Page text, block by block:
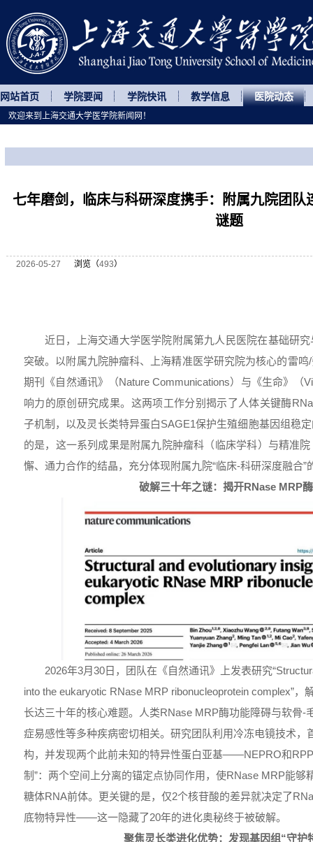
网站首页 学院要闻 学院快讯 教学信息 医院动态
七年磨剑，临床与科研深度携手：附属九院团队
谜题
2026-05-27 浏览（493）
近日，上海交通大学医学院附属第九人民医院在基础研
突破。以附属九院肿瘤科、上海精准医学研究院为核心的雷
期刊《自然通讯》（Nature Communications）与《生命》（
响力的原创研究成果。这两项工作分别揭示了人体关键酶
子机制，以及灵长类特异蛋白SAGE1保护生殖细胞基因组稳
的是，这一系列成果是附属九院肿瘤科（临床学科）与精准
懈、通力合作的结晶，充分体现附属九院“临床-科研深度融合”
破解三十年之谜：揭开RNase MRP
2026年3月30日，团队在《自然通讯》上发表研究
into the eukaryotic RNase MRP ribonucleoprotein complex”，
长达三十年的核心难题。人类RNase MRP酶功能障碍与软骨-
症易感性等多种疾病密切相关。研究团队利用冷冻电镜技术，
构，并发现两个此前未知的特异性蛋白亚基——NEPRO和
制”：两个空间上分离的锚定点协同作用，使RNase MRP能够
糖体RNA前体。更关键的是，仅2个核苷酸的差异就决定了
底物特异性——这一隐藏了20年的进化奥秘终于被破解。
聚焦灵长类进化优势：发现基因组 “守护
欢迎来到上海交通大学医学院新闻网！